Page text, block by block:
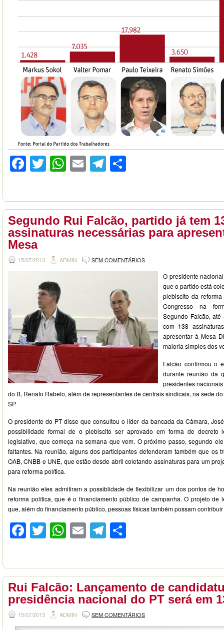
Facebook
Twitter
WhatsApp
EmailTelegram
Segundo Rui Falcão, partido já tem
assinaturas necessárias para
Mesa
15/07/2013 ADMIN SEM COMENTÁRIOS
O presidente
que o partido está
plebiscito da
Congresso na
Segundo Falcão,
com 138
apresentar à Mesa
maioria simples dos
Falcão confirmou o
durante reunião da
presidentes
do B, Renato Rabelo, além de representantes de centrais sindicais, na sede
SP.
O presidente do PT disse que consultou o líder da bancada da Câmara,
possibilidade formal de o plebiscito ser aprovado em forma de decreto
legislativo, que começa na semana que vem. O próximo passo, segundo
faltantes. Na reunião, alguns dos participantes defenderam também que os
OAB, CNBB e UNE, que estão desde abril coletando assinaturas para um
para reforma política.
Na reunião eles admitiram a possiblidade de flexibilizar um dos pontos de
reforma política, que é o financiamento público de campanha. O projeto de
que, além do financiamento público, pessoas físicas também possam
Facebook
Twitter
WhatsApp
EmailTelegram
Rui Falcão: Lançamento de
presidência nacional do PT será em
15/07/2013 ADMIN SEM COMENTÁRIOS